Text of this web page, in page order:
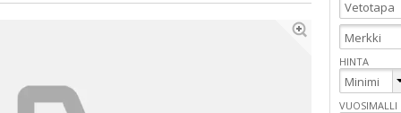
HINTA
VUOSIMALLI